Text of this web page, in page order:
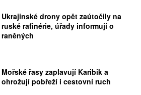
Ukrajinské drony opět zaútočily na
ruské rafinérie, úřady informují o
raněných
Mořské řasy zaplavují Karibik a
ohrožují pobřeží i cestovní ruch